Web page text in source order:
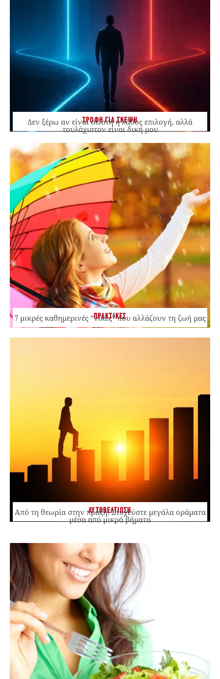
ΤΡΟΦΗ ΓΙΑ ΣΚΕΨΗ
Δεν ξέρω αν είναι σωστή ή λάθος επιλογή, αλλά
τουλάχιστον είναι δική μου
ΠΡΑΚΤΙΚΕΣ
7 μικρές καθημερινές “νίκες” που αλλάζουν τη ζωή μας
ΑΥΤΟΒΕΛΤΙΩΣΗ
Από τη θεωρία στην πράξη: Στοχεύστε μεγάλα οράματα
μέσα από μικρά βήματα